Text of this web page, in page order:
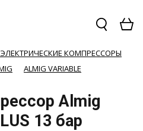
КОМПРЕССОРЫ
ALMIG VARIABLE
Almig
13 бар